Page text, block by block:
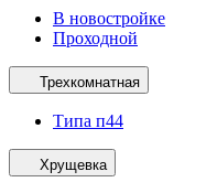
В новостройке
Проходной
Трехкомнатная
Типа п44
Хрущевка